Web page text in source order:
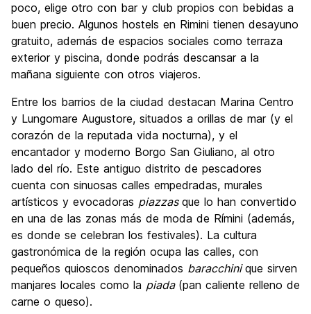
poco, elige otro con bar y club propios con bebidas a
buen precio. Algunos hostels en Rimini tienen desayuno
gratuito, además de espacios sociales como terraza
exterior y piscina, donde podrás descansar a la
mañana siguiente con otros viajeros.
Entre los barrios de la ciudad destacan Marina Centro
y Lungomare Augustore, situados a orillas de mar (y el
corazón de la reputada vida nocturna), y el
encantador y moderno Borgo San Giuliano, al otro
lado del río. Este antiguo distrito de pescadores
cuenta con sinuosas calles empedradas, murales
artísticos y evocadoras piazzas que lo han convertido
en una de las zonas más de moda de Rímini (además,
es donde se celebran los festivales). La cultura
gastronómica de la región ocupa las calles, con
pequeños quioscos denominados baracchinique sirven
manjares locales como la piada (pan caliente relleno de
carne o queso).